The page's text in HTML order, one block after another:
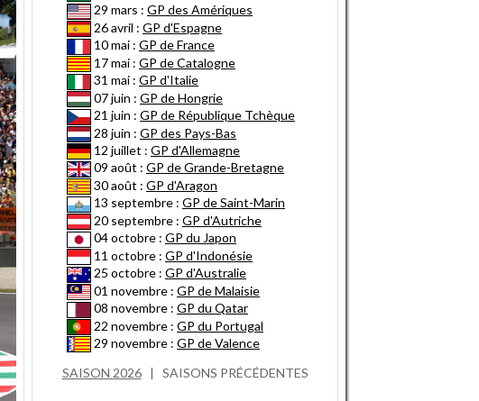
29 mars : GP des Amériques
26 avril : GP d'Espagne
10 mai : GP de France
17 mai : GP de Catalogne
31 mai : GP d'Italie
07 juin : GP de Hongrie
21 juin : GP de République Tchèque
28 juin : GP des Pays-Bas
12 juillet : GP d'Allemagne
09 août : GP de Grande-Bretagne
30 août : GP d'Aragon
13 septembre : GP de Saint-Marin
20 septembre : GP d'Autriche
04 octobre : GP du Japon
11 octobre : GP d'Indonésie
25 octobre : GP d'Australie
01 novembre : GP de Malaisie
08 novembre : GP du Qatar
22 novembre : GP du Portugal
29 novembre : GP de Valence
SAISON 2026| SAISONS PRÉCÉDENTES